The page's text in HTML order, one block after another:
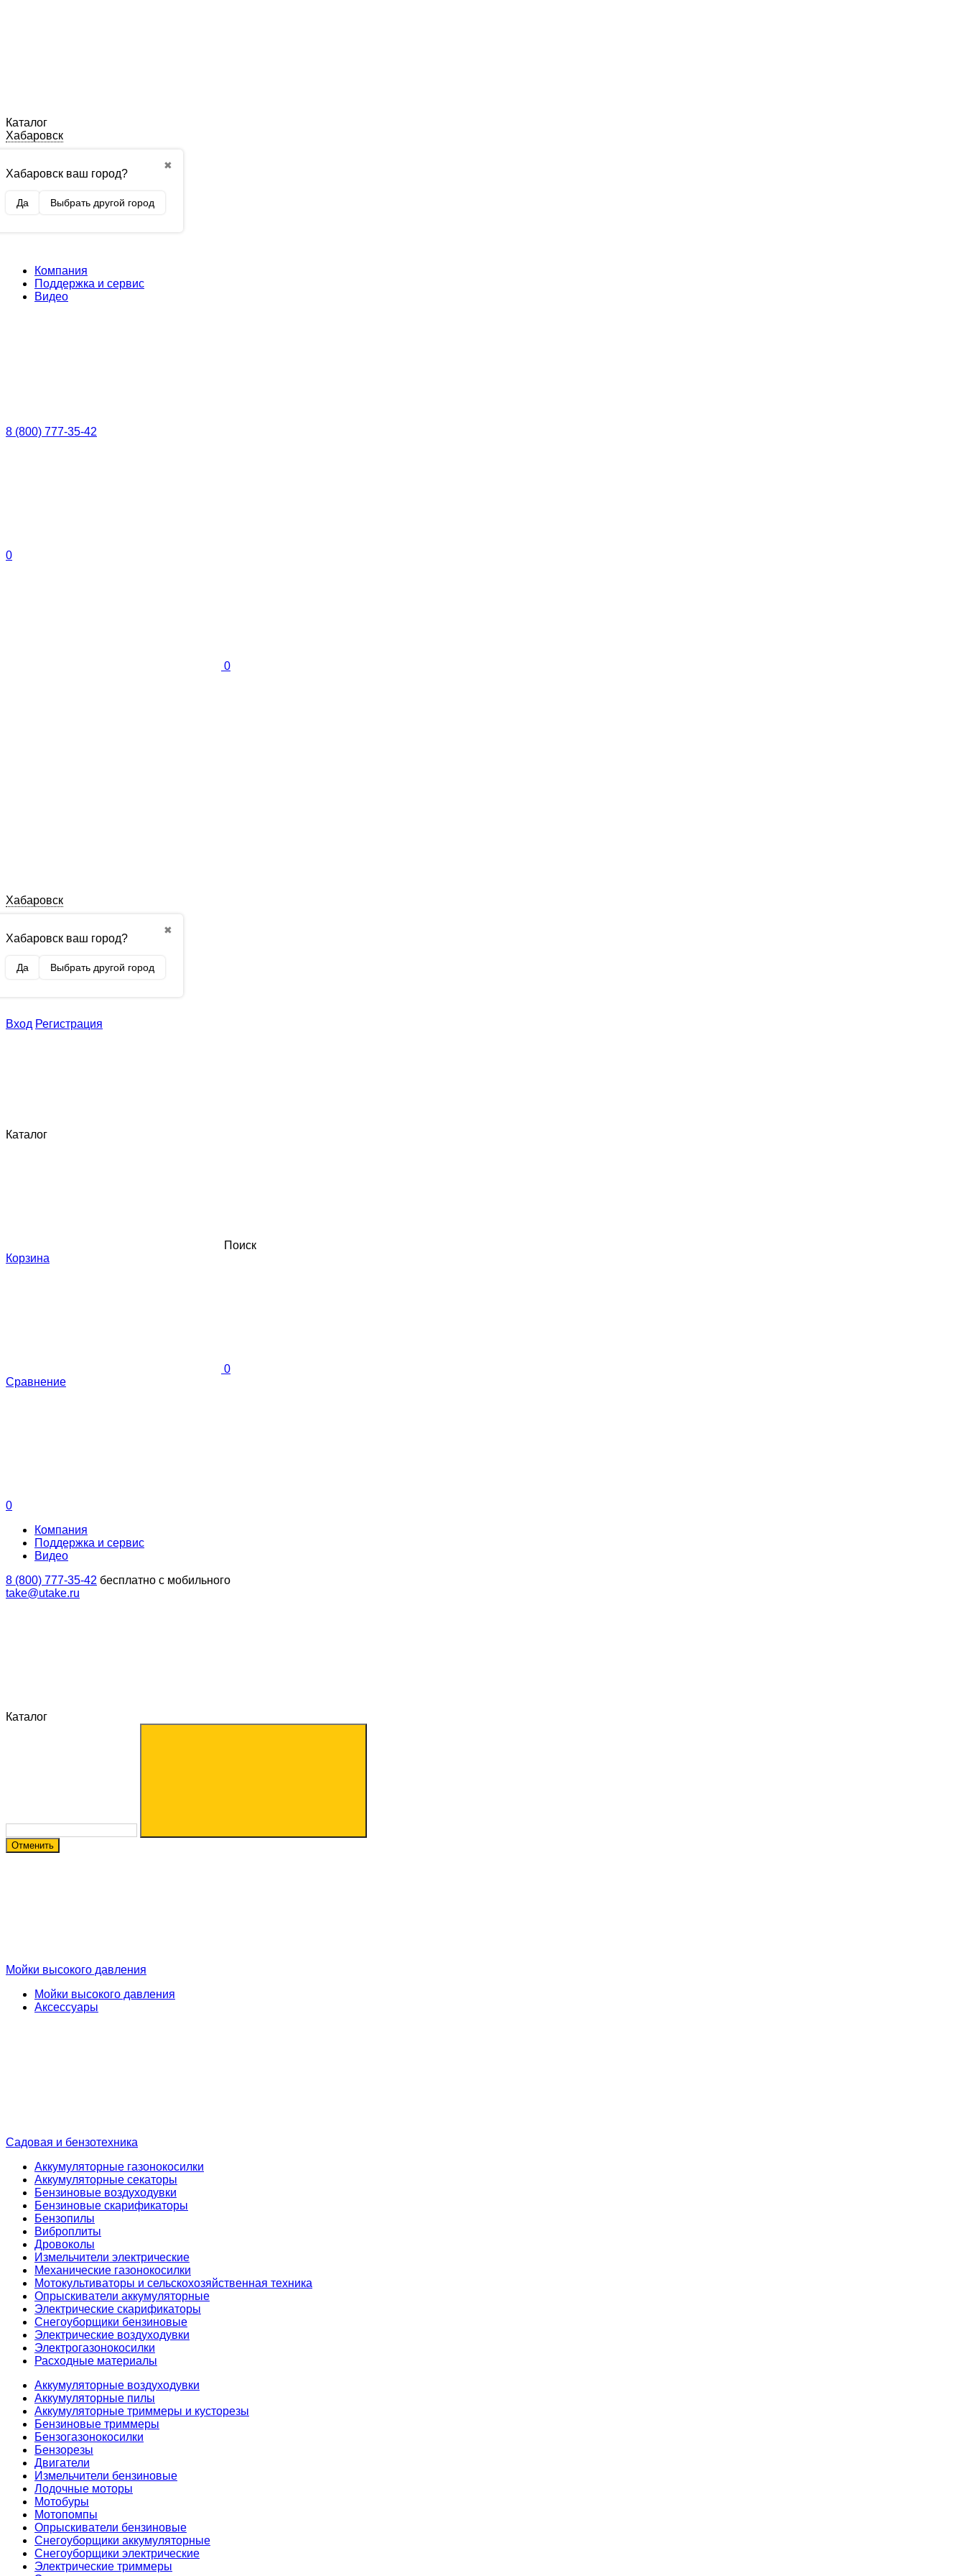
Каталог
Хабаровск
✖
Хабаровск ваш город?
Да Выбрать другой город
Компания
Поддержка и сервис
Видео
8 (800) 777-35-42
0
0
Хабаровск
✖
Хабаровск ваш город?
Да Выбрать другой город
Вход Регистрация
Каталог
Поиск
Корзина
0
Сравнение
0
Компания
Поддержка и сервис
Видео
8 (800) 777-35-42 бесплатно с мобильного
take@utake.ru
Каталог
Отменить
Мойки высокого давления
Мойки высокого давления
Аксессуары
Садовая и бензотехника
Аккумуляторные газонокосилки
Аккумуляторные секаторы
Бензиновые воздуходувки
Бензиновые скарификаторы
Бензопилы
Виброплиты
Дровоколы
Измельчители электрические
Механические газонокосилки
Мотокультиваторы и сельскохозяйственная техника
Опрыскиватели аккумуляторные
Электрические скарификаторы
Снегоуборщики бензиновые
Электрические воздуходувки
Электрогазонокосилки
Расходные материалы
Аккумуляторные воздуходувки
Аккумуляторные пилы
Аккумуляторные триммеры и кусторезы
Бензиновые триммеры
Бензогазонокосилки
Бензорезы
Двигатели
Измельчители бензиновые
Лодочные моторы
Мотобуры
Мотопомпы
Опрыскиватели бензиновые
Снегоуборщики аккумуляторные
Снегоуборщики электрические
Электрические триммеры